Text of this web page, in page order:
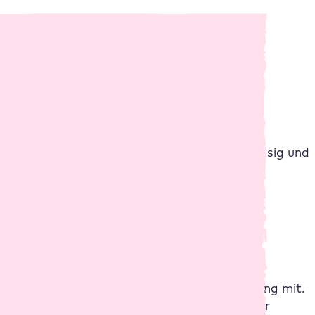
läuft deine E-Commerce Website zuverlässig und
Wenn dein Shop wächst, wächst unser Hosting mit.
Unsere Tarife sind flexibel skalierbar – hole dir